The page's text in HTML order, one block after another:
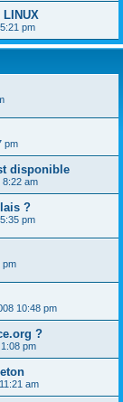
pm
pm
disponible
8:22 am
?
pm
pm
10:48 pm
?
pm
am